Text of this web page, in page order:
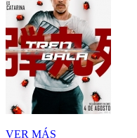
VER MÁS